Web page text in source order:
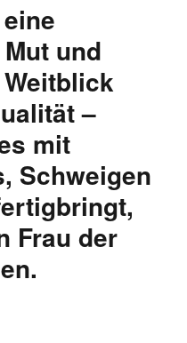
und
–
mit
Schweigen
Frau der